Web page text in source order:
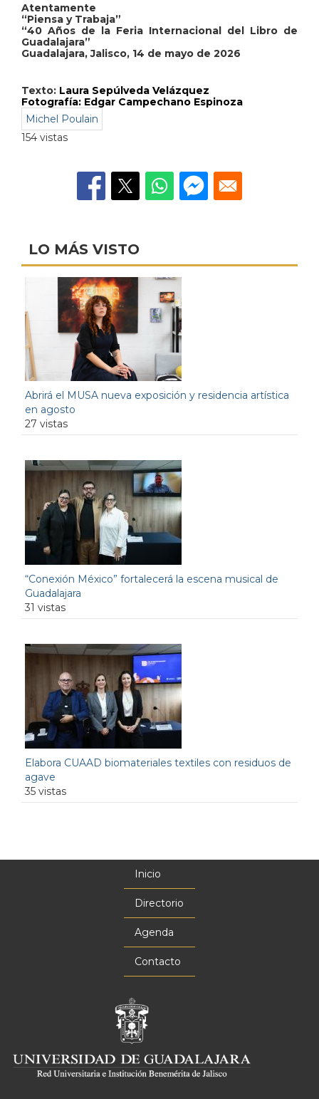
Atentamente
“Piensa y Trabaja”
“40 Años de la Feria Internacional del Libro de
Guadalajara”
Guadalajara, Jalisco, 14 de mayo de 2026
Texto: Laura Sepúlveda Velázquez
Fotografía: Edgar Campechano Espinoza
Michel Poulain
154 vistas
LO MÁS VISTO
Abrirá el MUSA nueva exposición y residencia artística
en agosto
27 vistas
“Conexión México” fortalecerá la escena musical de
Guadalajara
31 vistas
Elabora CUAAD biomateriales textiles con residuos de
agave
35 vistas
Inicio
Directorio
Agenda
Contacto